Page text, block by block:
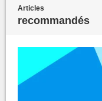
Articles
recommandés